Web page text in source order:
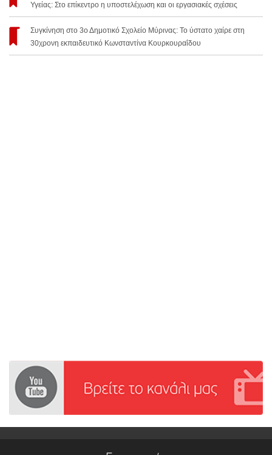
Υγείας: Στο επίκεντρο η υποστελέχωση και οι εργασιακές σχέσεις
Συγκίνηση στο 3ο Δημοτικό Σχολείο Μύρινας: Το ύστατο χαίρε στη
30χρονη εκπαιδευτικό Κωνσταντίνα Κουρκουραΐδου